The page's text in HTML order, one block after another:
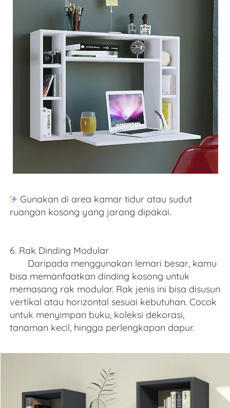
Gunakan di area kamar tidur atau sudut
ruangan kosong yang jarang dipakai.
6. Rak Dinding Modular
bisa memanfaatkan dinding kosong untuk
memasang rak modular. Rak jenis ini bisa disusun
vertikal atau horizontal sesuai kebutuhan. Cocok
untuk menyimpan buku, koleksi dekorasi,
tanaman kecil, hingga perlengkapan dapur.